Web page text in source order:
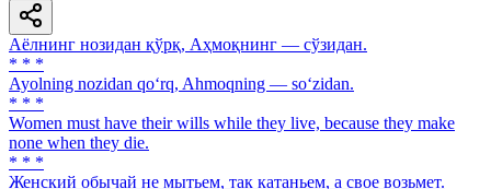
Аёлнинг нозидан қўрқ, Аҳмоқнинг — сўзидан.
* * *
Ayolning nozidan qo‘rq, Ahmoqning — so‘zidan.
* * *
Women must have their wills while they live, because they make
none when they die.
* * *
Женский обычай не мытьем, так катаньем, а свое возьмет.